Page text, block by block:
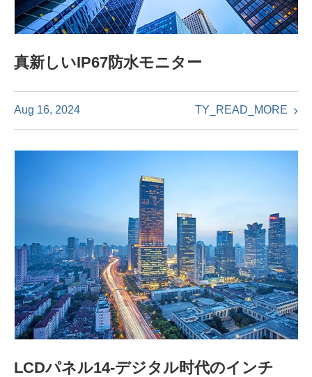
真新しいIP67防水モニター
Aug 16, 2024 TY_READ_MORE
LCDパネル14-デジタル时代のインチ